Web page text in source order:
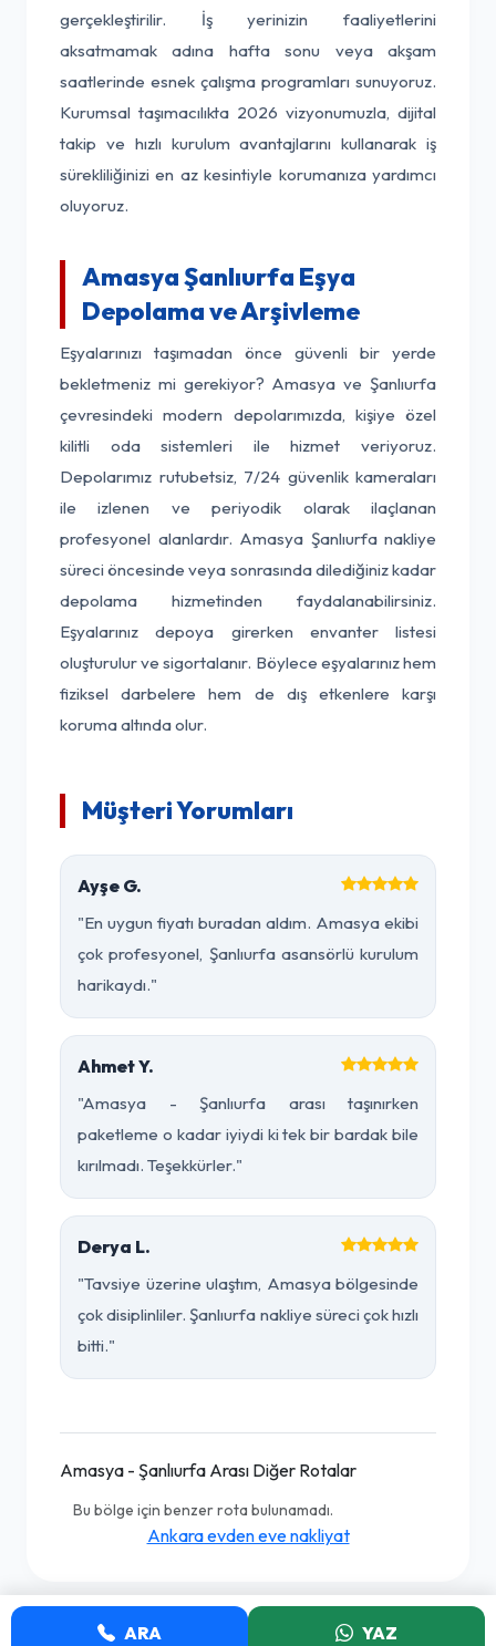
gerçekleştirilir. İş yerinizin faaliyetlerini
aksatmamak adına hafta sonu veya akşam
saatlerinde esnek çalışma programları sunuyoruz.
Kurumsal taşımacılıkta 2026 vizyonumuzla, dijital
takip ve hızlı kurulum avantajlarını kullanarak iş
sürekliliğinizi en az kesintiyle korumanıza yardımcı
oluyoruz.
Amasya Şanlıurfa Eşya
Depolama ve Arşivleme
Eşyalarınızı taşımadan önce güvenli bir yerde
bekletmeniz mi gerekiyor? Amasya ve Şanlıurfa
çevresindeki modern depolarımızda, kişiye özel
kilitli oda sistemleri ile hizmet veriyoruz.
Depolarımız rutubetsiz, 7/24 güvenlik kameraları
ile izlenen ve periyodik olarak ilaçlanan
profesyonel alanlardır. Amasya Şanlıurfa nakliye
süreci öncesinde veya sonrasında dilediğiniz kadar
depolama hizmetinden faydalanabilirsiniz.
Eşyalarınız depoya girerken envanter listesi
oluşturulur ve sigortalanır. Böylece eşyalarınız hem
fiziksel darbelere hem de dış etkenlere karşı
koruma altında olur.
Müşteri Yorumları
Ayşe G.
"En uygun fiyatı buradan aldım. Amasya ekibi
çok profesyonel, Şanlıurfa asansörlü kurulum
harikaydı."
Ahmet Y.
"Amasya - Şanlıurfa arası taşınırken
paketleme o kadar iyiydi ki tek bir bardak bile
kırılmadı. Teşekkürler."
Derya L.
"Tavsiye üzerine ulaştım, Amasya bölgesinde
çok disiplinliler. Şanlıurfa nakliye süreci çok hızlı
bitti."
Amasya - Şanlıurfa Arası Diğer Rotalar
Bu bölge için benzer rota bulunamadı.
Ankara evden eve nakliyat
ARA YAZ